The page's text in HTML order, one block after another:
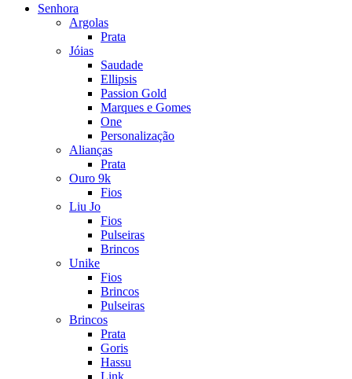
Senhora
Argolas
Prata
Jóias
Saudade
Ellipsis
Passion Gold
Marques e Gomes
One
Personalização
Alianças
Prata
Ouro 9k
Fios
Liu Jo
Fios
Pulseiras
Brincos
Unike
Fios
Brincos
Pulseiras
Brincos
Prata
Goris
Hassu
Link